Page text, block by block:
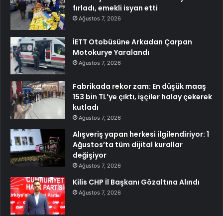
fırladı, emekli isyan etti
Ağustos 7, 2026
İETT Otobüsüne Arkadan Çarpan
Motokurye Yaralandı
Ağustos 7, 2026
Fabrikada rekor zam: En düşük maaş
153 bin TL’ye çıktı, işçiler halay çekerek
kutladı
Ağustos 7, 2026
Alışveriş yapan herkesi ilgilendiriyor: 1
Ağustos’ta tüm dijital kurallar
değişiyor
Ağustos 7, 2026
Kilis CHP İl Başkanı Gözaltına Alındı
Ağustos 7, 2026